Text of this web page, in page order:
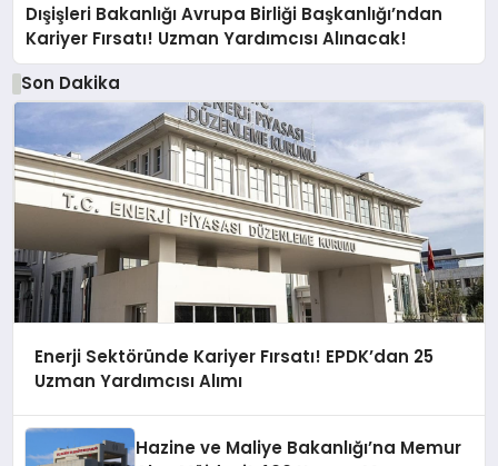
Dışişleri Bakanlığı Avrupa Birliği Başkanlığı’ndan
Kariyer Fırsatı! Uzman Yardımcısı Alınacak!
Son Dakika
Enerji Sektöründe Kariyer Fırsatı! EPDK’dan 25
Uzman Yardımcısı Alımı
Hazine ve Maliye Bakanlığı’na Memur